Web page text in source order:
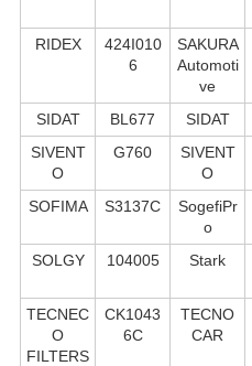
RIDEX
424I010
6
SAKURA
Automoti
ve
SIDAT BL677 SIDAT
SIVENT
O
G760
SIVENT
O
SOFIMA
S3137C
SogefiPr
o
SOLGY 104005 Stark
TECNEC
O
FILTERS
CK1043
6C
TECNO
CAR